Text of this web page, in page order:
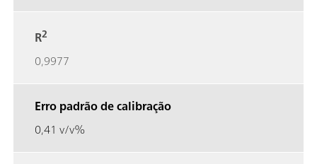
R2
0,9977
Erro padrão de calibração
0,41 v/v%